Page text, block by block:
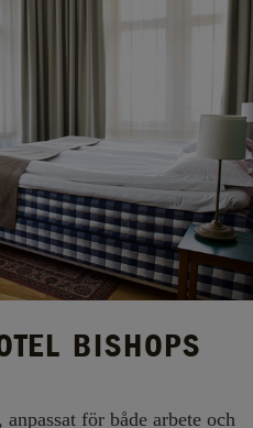
BISHOPS
för både arbete och